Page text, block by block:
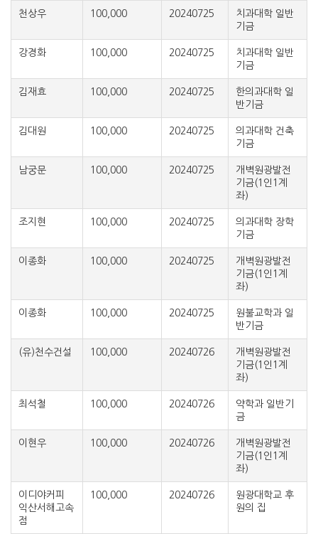
천상우 100,000 20240725
치과대학 일반
기금
강경화 100,000 20240725
치과대학 일반
기금
김재효 100,000 20240725
한의과대학 일
반기금
김대원 100,000 20240725
의과대학 건축
기금
남궁문 100,000 20240725
개벽원광발전
기금(1인1계
좌)
조지현 100,000 20240725
의과대학 장학
기금
이종화 100,000 20240725
개벽원광발전
기금(1인1계
좌)
이종화 100,000 20240725
원불교학과 일
반기금
(유)천수건설 100,000 20240726
개벽원광발전
기금(1인1계
좌)
최석철 100,000 20240726
약학과 일반기
금
이현우 100,000 20240726
개벽원광발전
기금(1인1계
좌)
이디야커피
익산서해고속
점
100,000 20240726
원광대학교 후
원의 집